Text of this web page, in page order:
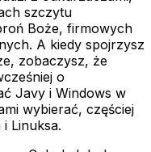
szczytu
Boże, firmowych
A kiedy spojrzysz
zobaczysz, że
o
Javy i Windows w
wybierać, częściej
Linuksa.